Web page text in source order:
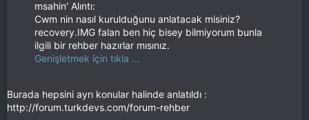
msahin' Alıntı:
Cwm nin nasıl kurulduğunu anlatacak misiniz?
recovery.IMG falan ben hiç bisey bilmiyorum bunla
ilgili bir rehber hazırlar mısınız.
Genişletmek için tıkla ...
Burada hepsini ayrı konular halinde anlatıldı :
http://forum.turkdevs.com/forum-rehber